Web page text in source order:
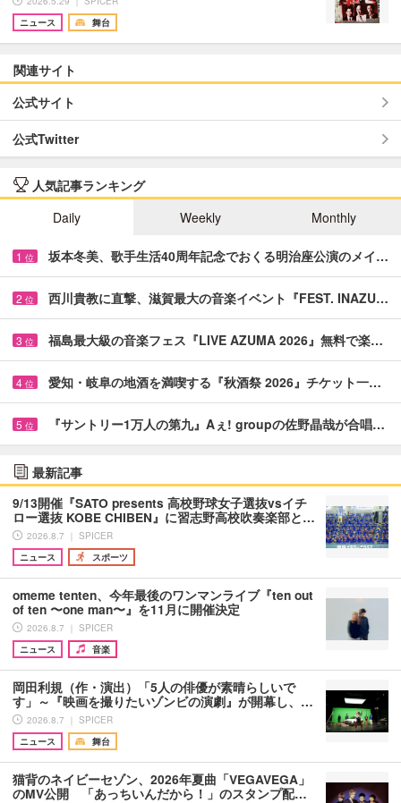
ニュース
舞台
関連サイト
公式サイト
公式Twitter
人気記事ランキング
Daily
Weekly Monthly
1 位 坂本冬美、歌手生活40周年記念でおくる明治座公演のメイ…
2 位 西川貴教に直撃、滋賀最大の音楽イベント『FEST. INAZU…
3 位 福島最大級の音楽フェス『LIVE AZUMA 2026』無料で楽…
4 位 愛知・岐阜の地酒を満喫する『秋酒祭 2026』チケット一…
5 位 『サントリー1万人の第九』Aぇ! groupの佐野晶哉が合唱…
最新記事
9/13開催『SATO presents 高校野球女子選抜vsイチ
ロー選抜 KOBE CHIBEN』に習志野高校吹奏楽部と…
2026.8.7 ｜ SPICER
ニュース
スポーツ
omeme tenten、今年最後のワンマンライブ『ten out
of ten 〜one man〜』を11月に開催決定
2026.8.7 ｜ SPICER
ニュース
音楽
岡田利規（作・演出）「5人の俳優が素晴らしいで
す」～『映画を撮りたいゾンビの演劇』が開幕し、…
2026.8.7 ｜ SPICER
ニュース
舞台
猫背のネイビーセゾン、2026年夏曲「VEGAVEGA」
のMV公開 「あっちいんだから！」のスタンプ配…